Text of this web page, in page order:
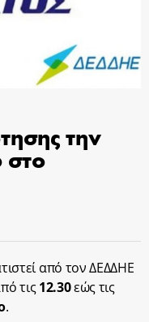
την
από τον ΔΕΔΔΗΕ
τις12.30εώς τις
.